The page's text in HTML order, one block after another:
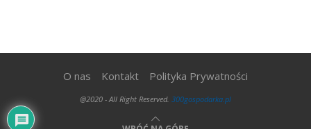
O nas Kontakt Polityka Prywatności
@2020 - All Right Reserved. 300gospodarka.pl